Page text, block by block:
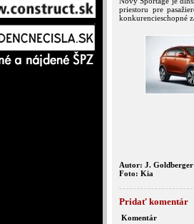
priestoru pre
konkurencieschopné
Autor: J. Goldberger
Foto: Kia
Pridať komentár
Komentár